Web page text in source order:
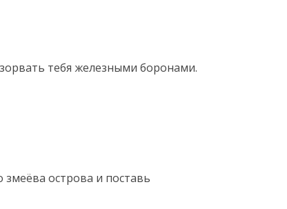
тебя железными боронами.
острова и поставь